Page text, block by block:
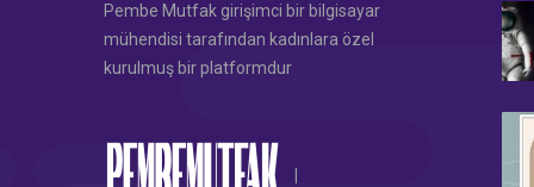
Pembe Mutfak girişimci bir bilgisayar
mühendisi tarafından kadınlara özel
kurulmuş bir platformdur
|